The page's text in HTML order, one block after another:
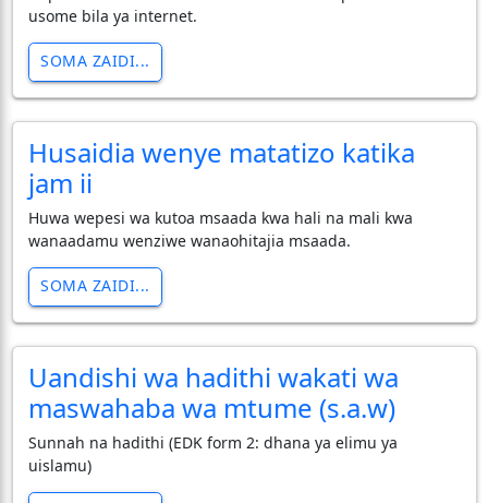
usome bila ya internet.
SOMA ZAIDI...
Husaidia wenye matatizo katika
jam ii
Huwa wepesi wa kutoa msaada kwa hali na mali kwa
wanaadamu wenziwe wanaohitajia msaada.
SOMA ZAIDI...
Uandishi wa hadithi wakati wa
maswahaba wa mtume (s.a.w)
Sunnah na hadithi (EDK form 2: dhana ya elimu ya
uislamu)